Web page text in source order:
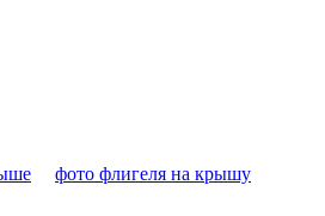
фото флигеля на крышу